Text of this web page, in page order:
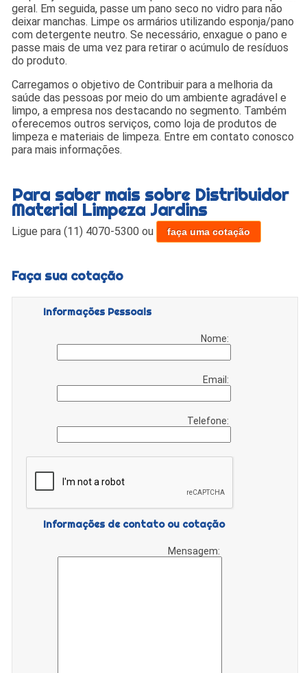
geral. Em seguida, passe um pano seco no vidro para não
deixar manchas. Limpe os armários utilizando esponja/pano
com detergente neutro. Se necessário, enxague o pano e
passe mais de uma vez para retirar o acúmulo de resíduos
do produto.
Carregamos o objetivo de Contribuir para a melhoria da
saúde das pessoas por meio do um ambiente agradável e
limpo, a empresa nos destacando no segmento. Também
oferecemos outros serviços, como loja de produtos de
limpeza e materiais de limpeza. Entre em contato conosco
para mais informações.
Para saber mais sobre Distribuidor
Material Limpeza Jardins
Ligue para(11) 4070-5300 ou faça uma cotação
Faça sua cotação
Informações Pessoais
Nome:
Email:
Telefone:
Informações de contato ou cotação
Mensagem: